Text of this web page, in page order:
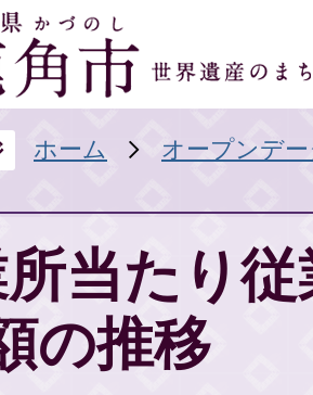
ホーム オープンデ
当たり
の推移